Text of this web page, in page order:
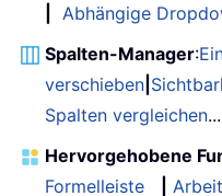
Abhängige
Spalten-Manager:
verschieben
Spalten vergleichen...
Hervorgehobene
Formelleiste